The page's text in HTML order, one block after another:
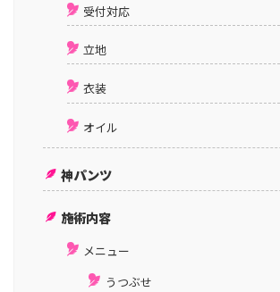
受付対応
立地
衣装
オイル
神パンツ
施術内容
メニュー
うつぶせ